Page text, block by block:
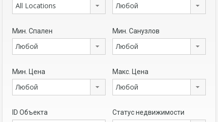
All Locations Любой
Мин. Спален
Любой
Мин. Санузлов
Любой
Мин. Цена
Любой
Макс. Цена
Любой
ID Объекта Статус недвижимости